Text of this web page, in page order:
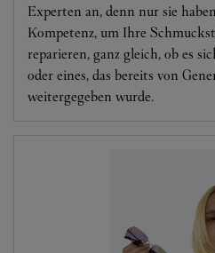
Experten an, denn nur sie
Kompetenz, um Ihre
reparieren, ganz gleich, ob es
oder eines, das bereits von
weitergegeben wurde.